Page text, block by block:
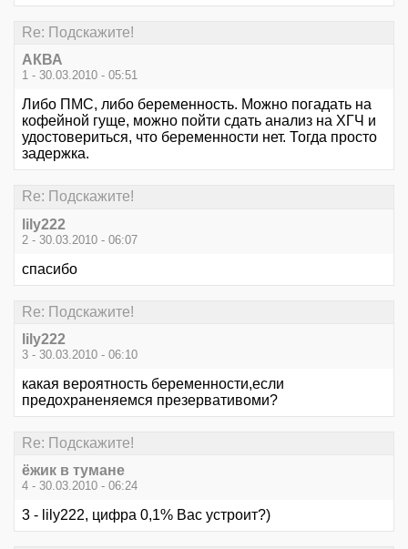
Re: Подскажите!
АКВА
1 - 30.03.2010 - 05:51
Либо ПМС, либо беременность. Можно погадать на
кофейной гуще, можно пойти сдать анализ на ХГЧ и
удостовериться, что беременности нет. Тогда просто
задержка.
Re: Подскажите!
lily222
2 - 30.03.2010 - 06:07
спасибо
Re: Подскажите!
lily222
3 - 30.03.2010 - 06:10
какая вероятность беременности,если
предохраненяемся презервативоми?
Re: Подскажите!
ёжик в тумане
4 - 30.03.2010 - 06:24
3 - lily222, цифра 0,1% Вас устроит?)